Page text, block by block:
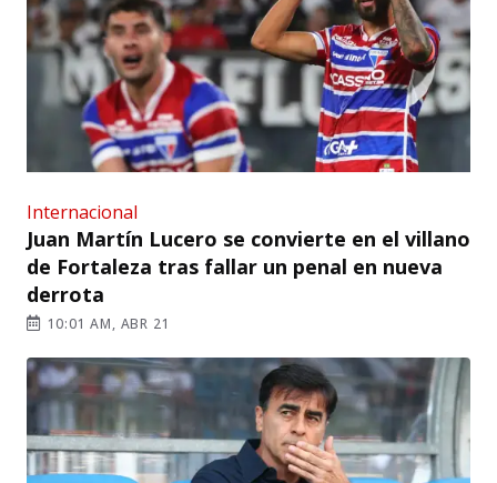
Internacional
Juan Martín Lucero se convierte en el villano
de Fortaleza tras fallar un penal en nueva
derrota
10:01 AM, ABR 21